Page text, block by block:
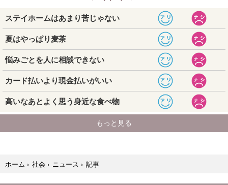
ホーム › 社会 › ニュース › 記事